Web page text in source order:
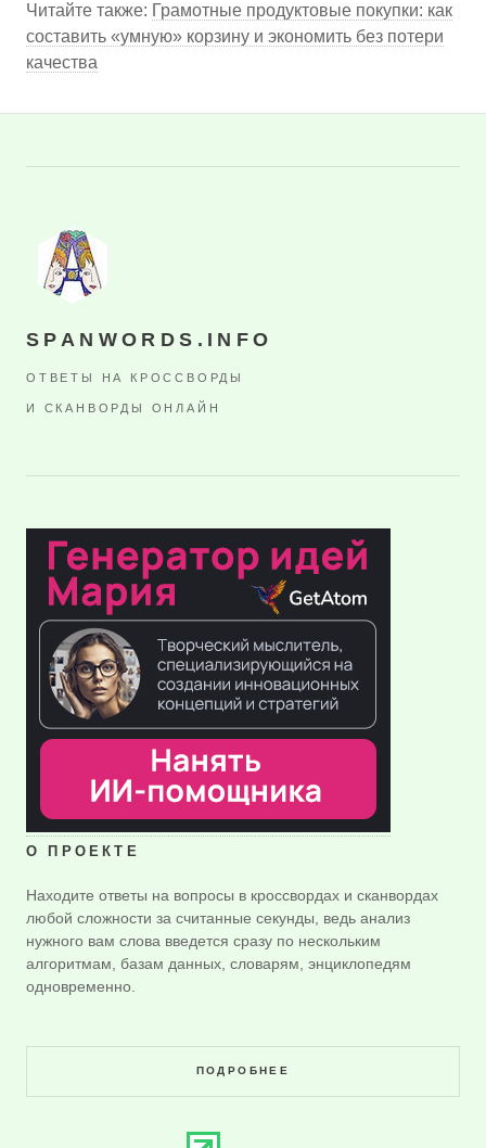
Читайте также: Грамотные продуктовые покупки: как
составить «умную» корзину и экономить без потери
качества
SPANWORDS.INFO
ОТВЕТЫ НА КРОССВОРДЫ
И СКАНВОРДЫ ОНЛАЙН
О ПРОЕКТЕ
Находите ответы на вопросы в кроссвордах и сканвордах
любой сложности за считанные секунды, ведь анализ
нужного вам слова введется сразу по нескольким
алгоритмам, базам данных, словарям, энциклопедям
одновременно.
ПОДРОБНЕЕ